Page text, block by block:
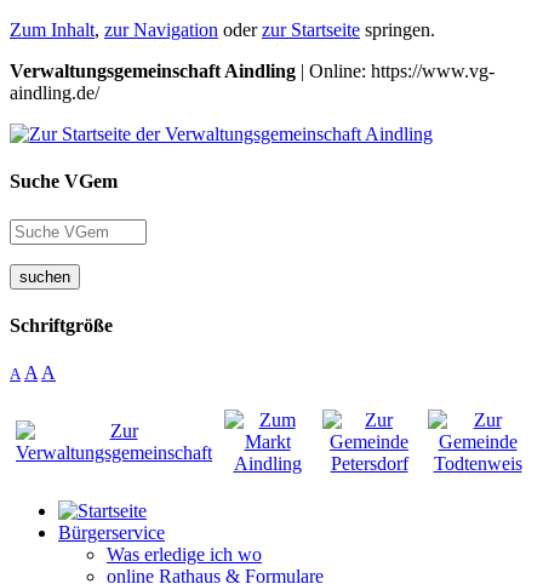
Zum Inhalt, zur Navigation oderzur Startseite springen.
Verwaltungsgemeinschaft Aindling | Online: https://www.vg-
aindling.de/
Suche VGem
suchen
Schriftgröße
A A A
Bürgerservice
Was erledige ich wo
online Rathaus & Formulare